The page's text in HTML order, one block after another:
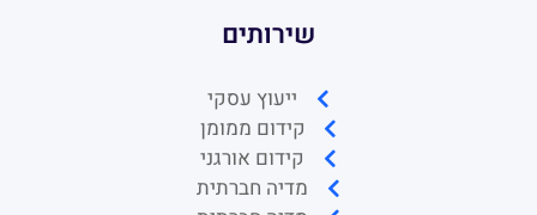
שירותים
ייעוץ עסקי
קידום ממומן
קידום אורגני
מדיה חברתית